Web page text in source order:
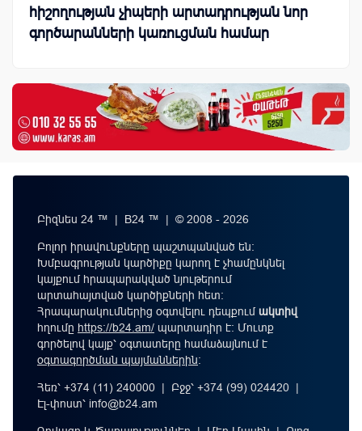
հիշողության չիպերի արտադրության նոր
գործարանների կառուցման համար
Բիզնես 24 ™ | B24 ™ | © 2008 - 2026
Բոլոր իրավունքները պաշտպանված են:
Խմբագրության կարծիքը կարող է չհամընկնել
կայքում հրապարակված նյութերում
արտահայտված կարծիքների հետ:
Հրապարակումներից օգտվելու դեպքումակտիվ
հղումը https://b24.am/ պարտադիր է: Մուտք
գործելով կայք՝ օգտատերը համաձայնում է
օգտագործման պայմաններին։
Հեռ՝ +374 (11) 240000 | Բջջ՝ +374 (99) 024420 |
Էլ-փոստ՝ info@b24.am